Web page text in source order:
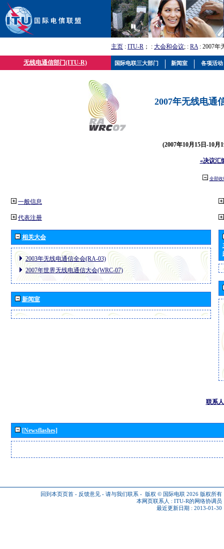
主页 : ITU-R ； : 大会和会议; : RA: 2007年
无线电通信部门(ITU-R)
2007年无线电通
(2007年10月15日-10月
«决议汇
全部收
一般信息
代表注册
相关大会
2003年无线电通信全会(RA-03)
2007年世界无线电通信大会(WRC-07)
新闻室
联系人
[Newsflashes]
回到本页页首 - 反馈意见 - 请与我们联系 - 版权 © 国际电联 2026 版权所有
本网页联系人 : ITU-R的网络协调员
最近更新日期 : 2013-01-30
国际电联三大部门 新闻室 各项活动